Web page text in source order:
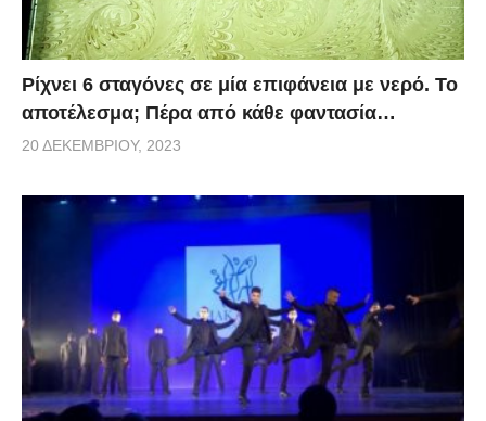
Ρίχνει 6 σταγόνες σε μία επιφάνεια με νερό. Το
αποτέλεσμα; Πέρα από κάθε φαντασία…
20 ΔΕΚΕΜΒΡΊΟΥ, 2023